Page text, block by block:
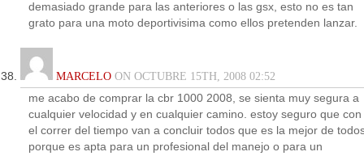
demasiado grande para las anteriores o las gsx, esto no es tan
grato para una moto deportivisima como ellos pretenden lanzar.
MARCELO ON OCTUBRE 15TH, 2008 02:52
me acabo de comprar la cbr 1000 2008, se sienta muy segura a
cualquier velocidad y en cualquier camino. estoy seguro que con
el correr del tiempo van a concluir todos que es la mejor de
porque es apta para un profesional del manejo o para un